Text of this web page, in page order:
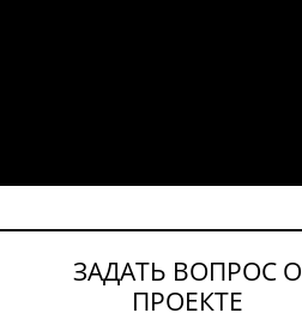
ЗАДАТЬ ВОПРОС О
ПРОЕКТЕ